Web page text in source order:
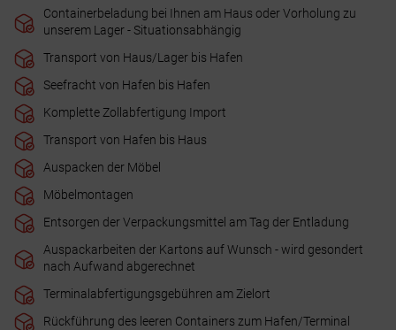
Containerbeladung bei Ihnen am Haus oder Vorholung zu
unserem Lager - Situationsabhängig
Transport von Haus/Lager bis Hafen
Seefracht von Hafen bis Hafen
Komplette Zollabfertigung Import
Transport von Hafen bis Haus
Auspacken der Möbel
Möbelmontagen
Entsorgen der Verpackungsmittel am Tag der Entladung
Auspackarbeiten der Kartons auf Wunsch - wird gesondert
nach Aufwand abgerechnet
Terminalabfertigungsgebühren am Zielort
Rückführung des leeren Containers zum Hafen/Terminal